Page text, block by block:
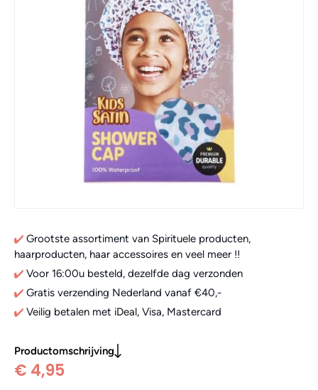
Grootste assortiment van Spirituele producten,
haarproducten, haar accessoires en veel meer !!
Voor 16:00u besteld, dezelfde dag verzonden
Gratis verzending Nederland vanaf €40,-
Veilig betalen met iDeal, Visa, Mastercard
Productomschrijving
€ 4,95